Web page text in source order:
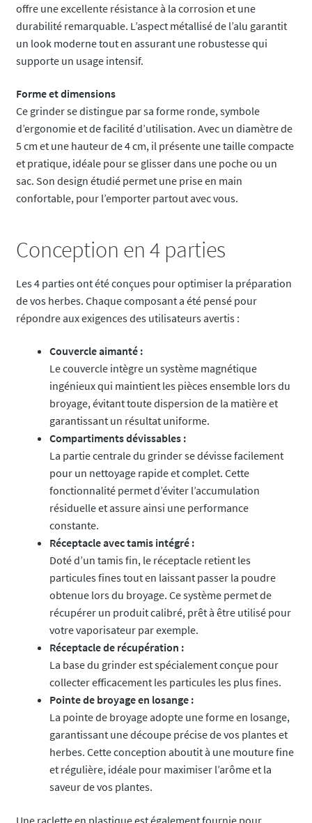
offre une excellente résistance à la corrosion et une
durabilité remarquable. L’aspect métallisé de l’alu garantit
un look moderne tout en assurant une robustesse qui
supporte un usage intensif.
Forme et dimensions
Ce grinder se distingue par sa forme ronde, symbole
d’ergonomie et de facilité d’utilisation. Avec un diamètre de
5 cm et une hauteur de 4 cm, il présente une taille compacte
et pratique, idéale pour se glisser dans une poche ou un
sac. Son design étudié permet une prise en main
confortable, pour l’emporter partout avec vous.
Conception en 4 parties
Les 4 parties ont été conçues pour optimiser la préparation
de vos herbes. Chaque composant a été pensé pour
répondre aux exigences des utilisateurs avertis :
Couvercle aimanté :
Le couvercle intègre un système magnétique
ingénieux qui maintient les pièces ensemble lors du
broyage, évitant toute dispersion de la matière et
garantissant un résultat uniforme.
Compartiments dévissables :
La partie centrale du grinder se dévisse facilement
pour un nettoyage rapide et complet. Cette
fonctionnalité permet d’éviter l’accumulation
résiduelle et assure ainsi une performance
constante.
Réceptacle avec tamis intégré :
Doté d’un tamis fin, le réceptacle retient les
particules fines tout en laissant passer la poudre
obtenue lors du broyage. Ce système permet de
récupérer un produit calibré, prêt à être utilisé pour
votre vaporisateur par exemple.
Réceptacle de récupération :
La base du grinder est spécialement conçue pour
collecter efficacement les particules les plus fines.
Pointe de broyage en losange :
La pointe de broyage adopte une forme en losange,
garantissant une découpe précise de vos plantes et
herbes. Cette conception aboutit à une mouture fine
et régulière, idéale pour maximiser l’arôme et la
saveur de vos plantes.